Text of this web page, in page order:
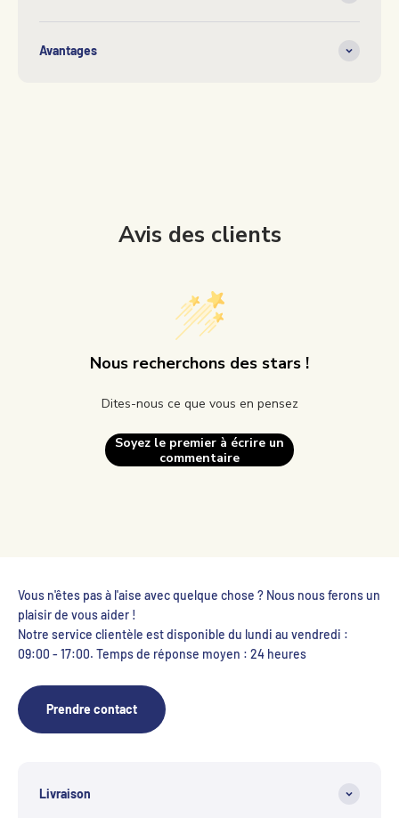
Avantages
Avis des clients
Nous recherchons des stars !
Dites-nous ce que vous en pensez
Soyez le premier à écrire un
commentaire
Vous n'êtes pas à l'aise avec quelque chose ? Nous nous ferons un
plaisir de vous aider !
Notre service clientèle est disponible du lundi au vendredi :
09:00 - 17:00. Temps de réponse moyen : 24 heures
Prendre contact
Livraison